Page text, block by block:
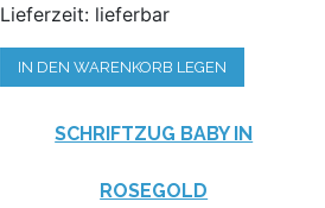
Lieferzeit: lieferbar
IN DEN WARENKORB LEGEN
SCHRIFTZUG BABY IN
ROSEGOLD